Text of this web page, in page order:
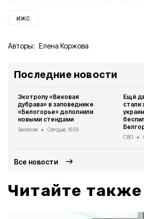
ижс
Авторы: Елена Коржова
Последние новости
Экотропу «Вековая
дубрава» в заповеднике
«Белогорье» дополнили
новыми стендами
Экология Сегодня, 16:56
Ещё
стали
СВО
Все новости
Читайте также